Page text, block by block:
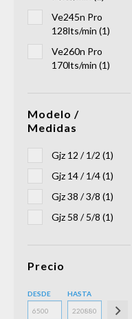
Ve245n Pro
128lts/min (1)
Ve260n Pro
170lts/min (1)
Modelo /
Medidas
Gjz 12 / 1/2 (1)
Gjz 14 / 1/4 (1)
Gjz 38 / 3/8 (1)
Gjz 58 / 5/8 (1)
Precio
DESDE HASTA